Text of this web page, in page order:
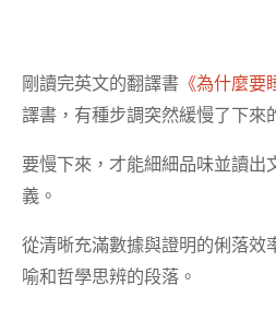
剛讀完英文的翻譯書 《為什麼要
譯書，有種步調突然緩慢了下來
要慢下來，才能細細品味並讀出
義。
從清晰充滿數據與證明的俐落效
喻和哲學思辨的段落。